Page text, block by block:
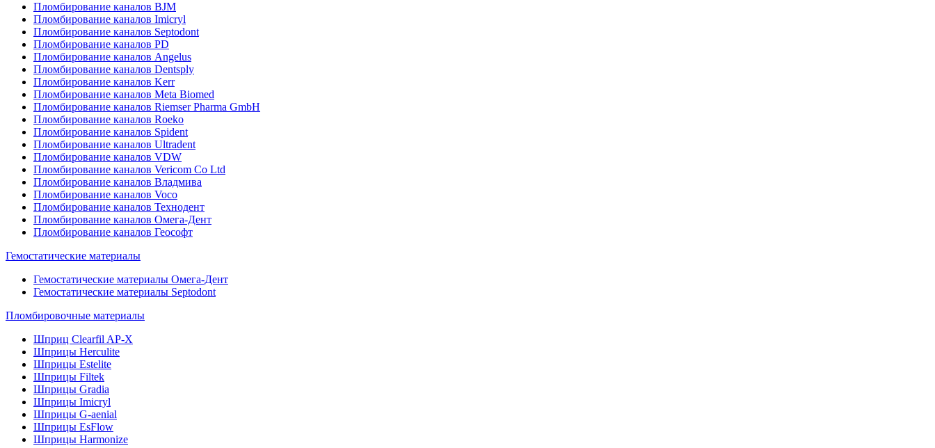
Пломбирование каналов BJM
Пломбирование каналов Imicryl
Пломбирование каналов Septodont
Пломбирование каналов PD
Пломбирование каналов Angelus
Пломбирование каналов Dentsply
Пломбирование каналов Kerr
Пломбирование каналов Meta Biomed
Пломбирование каналов Riemser Pharma GmbH
Пломбирование каналов Roeko
Пломбирование каналов Spident
Пломбирование каналов Ultradent
Пломбирование каналов VDW
Пломбирование каналов Vericom Co Ltd
Пломбирование каналов Владмива
Пломбирование каналов Voco
Пломбирование каналов Технодент
Пломбирование каналов Омега-Дент
Пломбирование каналов Геософт
Гемостатические материалы
Гемостатические материалы Омега-Дент
Гемостатические материалы Septodont
Пломбировочные материалы
Шприц Clearfil AP-X
Шприцы Herculite
Шприцы Estelite
Шприцы Filtek
Шприцы Gradia
Шприцы Imicryl
Шприцы G-aenial
Шприцы EsFlow
Шприцы Harmonize